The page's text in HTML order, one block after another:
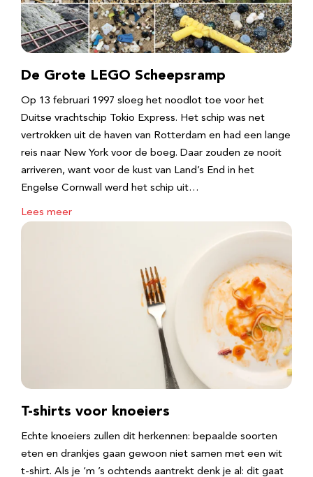
De Grote LEGO Scheepsramp
Op 13 februari 1997 sloeg het noodlot toe voor het
Duitse vrachtschip Tokio Express. Het schip was net
vertrokken uit de haven van Rotterdam en had een lange
reis naar New York voor de boeg. Daar zouden ze nooit
arriveren, want voor de kust van Land’s End in het
Engelse Cornwall werd het schip uit…
Lees meer
T-shirts voor knoeiers
Echte knoeiers zullen dit herkennen: bepaalde soorten
eten en drankjes gaan gewoon niet samen met een wit
t-shirt. Als je ‘m ’s ochtends aantrekt denk je al: dit gaat